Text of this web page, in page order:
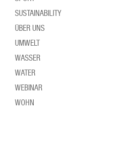
SUSTAINABILITY
ÜBER UNS
UMWELT
WASSER
WATER
WEBINAR
WOHN